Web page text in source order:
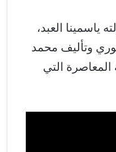
ياسمينا العبد،
وتأليف محمد
التي